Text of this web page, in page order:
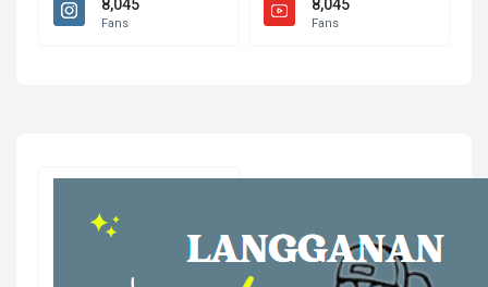
8,045
Fans
8,045
Fans